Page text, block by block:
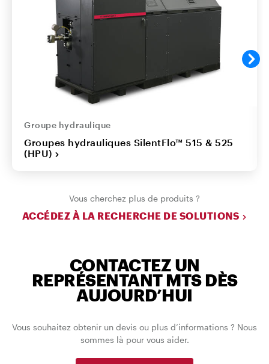
Groupe hydraulique
Groupes hydrauliques SilentFlo™ 515 & 525
(HPU)
Vous cherchez plus de produits ?
ACCÉDEZ À LA RECHERCHE DE SOLUTIONS
CONTACTEZ UN
REPRÉSENTANT MTS DÈS
AUJOURD’HUI
Vous souhaitez obtenir un devis ou plus d’informations ? Nous
sommes là pour vous aider.